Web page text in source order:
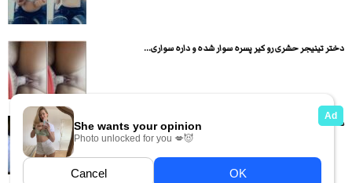
دختر تینیجر حشری رو کیر پسره سوار شده و داره سواری...
سكس دهاتی – کس میده بعدش ساک میزنه